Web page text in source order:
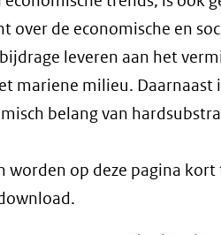
over de economische en
leveren aan het
mariene milieu. Daarnaast
belang van
worden op deze pagina